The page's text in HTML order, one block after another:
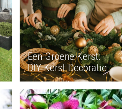
Een Groene Kerst:
DIY Kerst Decoratie